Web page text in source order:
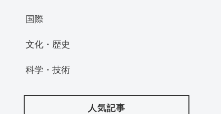
国際
文化・歴史
科学・技術
人気記事